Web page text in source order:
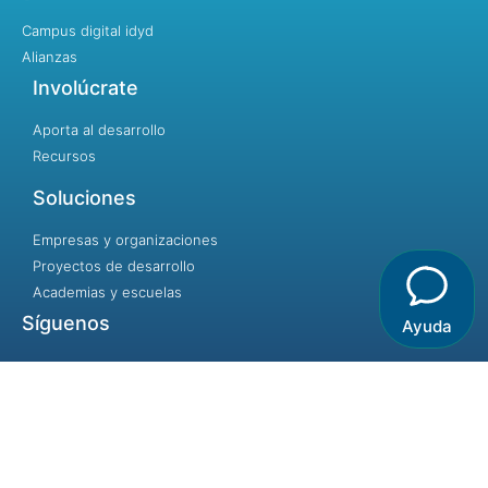
Campus digital idyd
Alianzas
Involúcrate
Aporta al desarrollo
Recursos
Soluciones
Empresas y organizaciones
Proyectos de desarrollo
Academias y escuelas
Síguenos Ayuda